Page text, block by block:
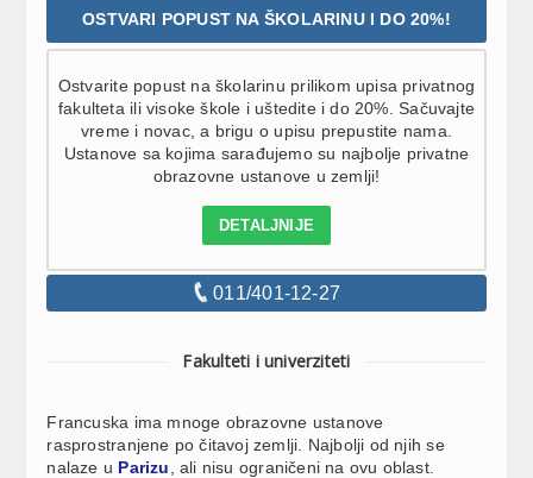
OSTVARI POPUST NA ŠKOLARINU I DO 20%!
Ostvarite popust na školarinu prilikom upisa privatnog
fakulteta ili visoke škole i uštedite i do 20%. Sačuvajte
vreme i novac, a brigu o upisu prepustite nama.
Ustanove sa kojima sarađujemo su najbolje privatne
obrazovne ustanove u zemlji!
DETALJNIJE
011/401-12-27
Fakulteti i univerziteti
Francuska ima mnoge obrazovne ustanove
rasprostranjene po čitavoj zemlji. Najbolji od njih se
nalaze u Parizu , ali nisu ograničeni na ovu oblast.